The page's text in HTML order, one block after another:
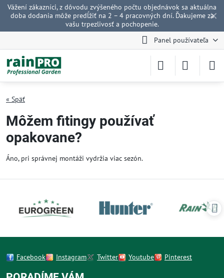
✕
Vážení zákazníci, z dôvodu zvýšeného počtu objednávok sa aktuálna
doba dodania môže predĺžiť na 2 – 4 pracovných dní. Ďakujeme za
vašu trpezlivosť a pochopenie.
Panel používateľa
« Späť
Môžem fitingy používať
opakovane?
Áno, pri správnej montáži vydržia viac sezón.
Facebook Instagram Twitter Youtube Pinterest